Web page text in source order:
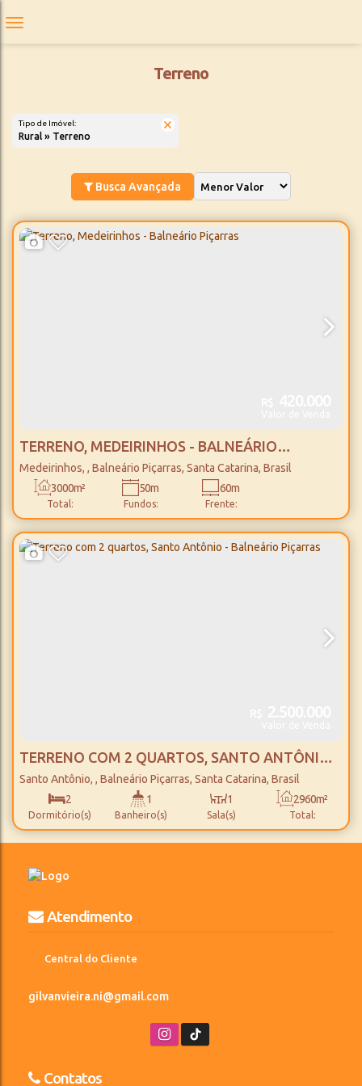
Terreno
Tipo de Imóvel:
Rural » Terreno
Busca Avançada
TERRENO, MEDEIRINHOS - BALNEÁRIO
PIÇARRAS
Medeirinhos , Balneário Piçarras, Santa Catarina, Brasil
Total:
3000m²
Fundos:
50m
Frente:
60m
TERRENO COM 2 QUARTOS, SANTO ANTÔNIO -
BALNEÁRIO PIÇARRAS
Santo Antônio , Balneário Piçarras, Santa Catarina, Brasil
2
Dormitório(s)
1
Banheiro(s)
1
Sala(s) Total:
2960m²
2960m² 100m 32m
Atendimento
Central do Cliente
gilvanvieira.ni@gmail.com
Contatos